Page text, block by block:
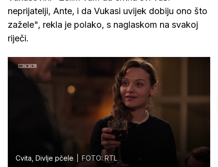
neprijatelji, Ante, i da Vukasi uvijek dobiju ono što
zažele", rekla je polako, s naglaskom na svakoj
riječi.
Cvita, Divlje pčele FOTO: RTL